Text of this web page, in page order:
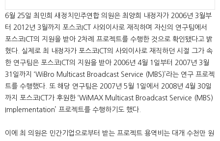
6월 25일 최민희 새정치민주연합 의원은 최양희 내정자가 2006년 3월부
터 2012년 3월까지 포스코ICT 사외이사로 재직하며 자신의 연구팀에서
포스코ICT의 지원을 받아 2차례 프로젝트를 수행한 것으로 확인됐다고 밝
혔다. 실제로 최 내정자가 포스코ICT의 사외이사로 재직하던 시절 그가 속
한 연구팀은 포스코ICT의 지원을 받아 2006년 4월 1일부터 2007년 3월
31일까지 ‘WiBro Multicast Broadcast Service (MBS)’라는 연구 프로젝
트를 수행했다. 또 해당 연구팀은 2007년 5월 1일에서 2008년 4월 30일
까지 포스코ICT가 후원한 ‘WiMAX Multicast Broadcast Service (MBS)
Implementation’ 프로젝트를 수행하기도 했다.
이에 최 의원은 민간기업으로부터 받는 프로젝트 용역비는 대개 수천만 원